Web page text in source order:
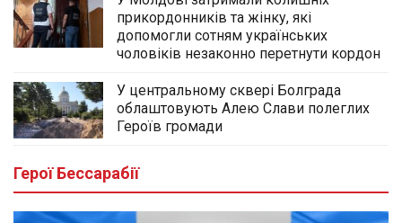
прикордонників та жінку, які
допомогли сотням українських
чоловіків незаконно перетнути кордон
У центральному сквері Болграда
облаштовують Алею Слави полеглих
Героїв громади
Герої Бессарабії